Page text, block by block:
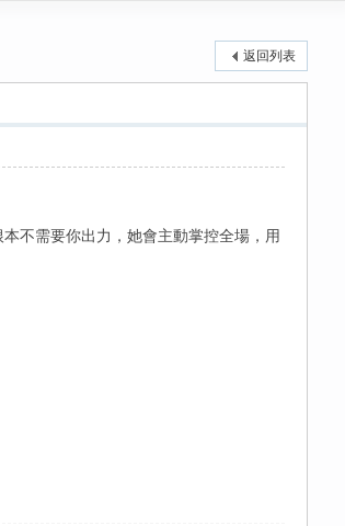
返回列表
不需要你出力，她會主動掌控全場，用